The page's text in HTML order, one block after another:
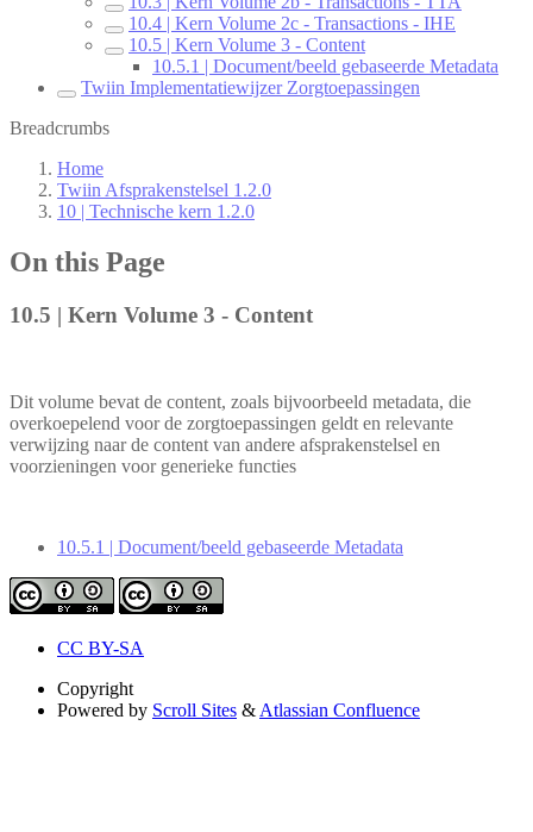
10.4 | Kern Volume 2c - Transactions - IHE
10.5 | Kern Volume 3 - Content
10.5.1 | Document/beeld gebaseerde Metadata
Twiin Implementatiewijzer Zorgtoepassingen
Breadcrumbs
Home
Twiin Afsprakenstelsel 1.2.0
10 | Technische kern 1.2.0
On this Page
10.5 | Kern Volume 3 - Content
Dit volume bevat de content, zoals bijvoorbeeld metadata, die
overkoepelend voor de zorgtoepassingen geldt en relevante
verwijzing naar de content van andere afsprakenstelsel en
voorzieningen voor generieke functies
10.5.1 | Document/beeld gebaseerde Metadata
CC BY-SA
Copyright
Powered by Scroll Sites & Atlassian Confluence